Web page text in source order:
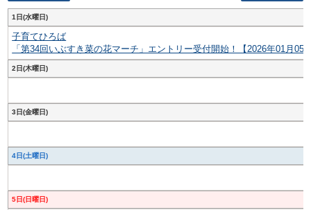
1日(水曜日)
子育てひろば
「第34回いぶすき菜の花マーチ」エントリー受付開始！【2026年01月05
2日(木曜日)
3日(金曜日)
4日(土曜日)
5日(日曜日)